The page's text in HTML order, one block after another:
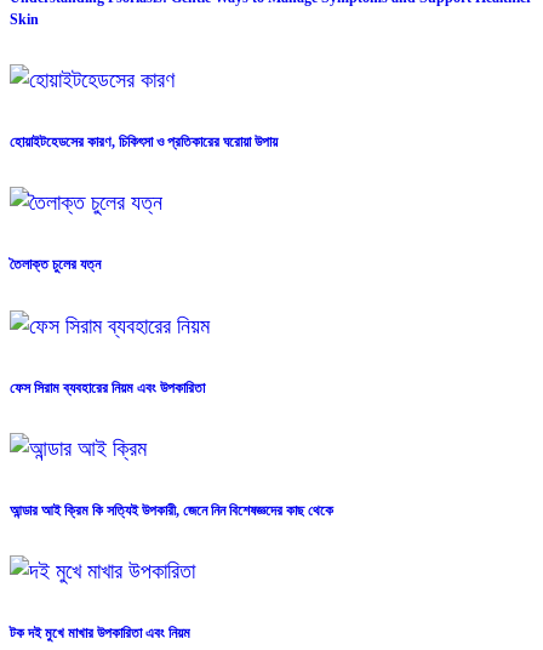
Skin
হোয়াইটহেডসের কারণ, চিকিৎসা ও প্রতিকারের ঘরোয়া উপায়
তৈলাক্ত চুলের যত্ন
ফেস সিরাম ব্যবহারের নিয়ম এবং উপকারিতা
আন্ডার আই ক্রিম কি সত্যিই উপকারী, জেনে নিন বিশেষজ্ঞদের কাছ থেকে
টক দই মুখে মাখার উপকারিতা এবং নিয়ম